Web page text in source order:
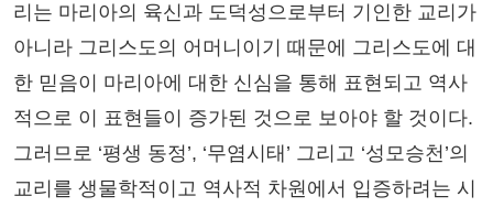
리는 마리아의 육신과 도덕성으로부터 기인한 교리가
아니라 그리스도의 어머니이기 때문에 그리스도에 대
한 믿음이 마리아에 대한 신심을 통해 표현되고 역사
적으로 이 표현들이 증가된 것으로 보아야 할 것이다.
그러므로 ‘평생 동정’, ‘무염시태’ 그리고 ‘성모승천’의
교리를 생물학적이고 역사적 차원에서 입증하려는 시